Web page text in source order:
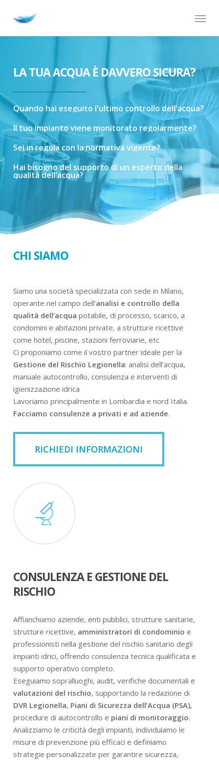
Menu
LA TUA ACQUA È DAVVERO SICURA?
Quando hai eseguito l'ultimo controllo dell'acqua?
Il tuoimpianto viene monitorato regolarmente?
Seiinregola con lanormativa vigente?
Hai bisognodel supportodi un esperto della
qualitàdell'acqua?
CHI SIAMO
Siamo una società specializzata con sede in Milano,
operante nel campo dell’analisi e controllo della
qualità dell’acqua potabile, di processo, scarico, a
condomini e abitazioni private, a strutture ricettive
come hotel, piscine, stazioni ferroviarie, etc
Ci proponiamo come il vostro partner ideale per la
Gestione del Rischio Legionella: analisi dell’acqua,
manuale autocontrollo, consulenza e interventi di
igienizzazione idrica
Lavoriamo principalmente in Lombardia e nord Italia.
Facciamo consulenze a privati e ad aziende.
RICHIEDI INFORMAZIONI
CONSULENZA E GESTIONE DEL
RISCHIO
Affianchiamo aziende, enti pubblici, strutture sanitarie,
strutture ricettive, amministratori di condominio e
professionisti nella gestione del rischio sanitario degli
impianti idrici, offrendo consulenza tecnica qualificata e
supporto operativo completo.
Eseguiamo sopralluoghi, audit, verifiche documentali e
valutazioni del rischio, supportando la redazione di
DVR Legionella, Piani di Sicurezza dell’Acqua (PSA),
procedure di autocontrollo e piani di monitoraggio.
Analizziamo le criticità degli impianti, individuiamo le
misure di prevenzione più efficaci e definiamo
strategie personalizzate per garantire sicurezza,